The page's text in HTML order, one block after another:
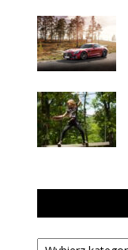
Kategorie